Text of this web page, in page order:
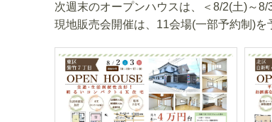
次週末のオープンハウスは、＜8/2(土)～
現地販売会開催は、11会場(一部予約制)